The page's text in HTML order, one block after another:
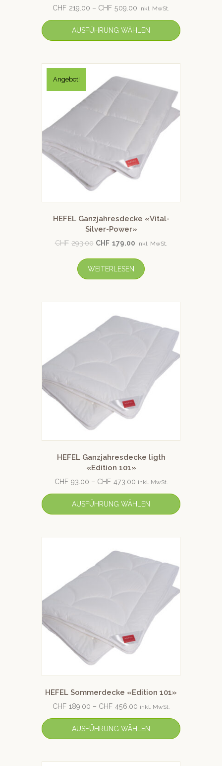
CHF 219.00 – CHF 509.00 inkl. MwSt.
AUSFÜHRUNG WÄHLEN
Angebot!
HEFEL Ganzjahresdecke «Vital-
Silver-Power»
CHF 293.00 CHF 179.00 inkl. MwSt.
WEITERLESEN
HEFEL Ganzjahresdecke ligth
«Edition 101»
CHF 93.00 – CHF 473.00 inkl. MwSt.
AUSFÜHRUNG WÄHLEN
HEFEL Sommerdecke «Edition 101»
CHF 189.00 – CHF 456.00 inkl. MwSt.
AUSFÜHRUNG WÄHLEN